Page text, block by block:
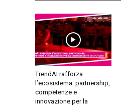
TrendAI rafforza
l’ecosistema: partnership,
competenze e
innovazione per la